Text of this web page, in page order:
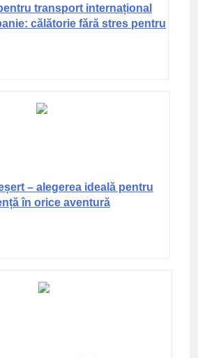
transport internațional
călătorie fără stres pentru
– alegerea ideală pentru
în orice aventură